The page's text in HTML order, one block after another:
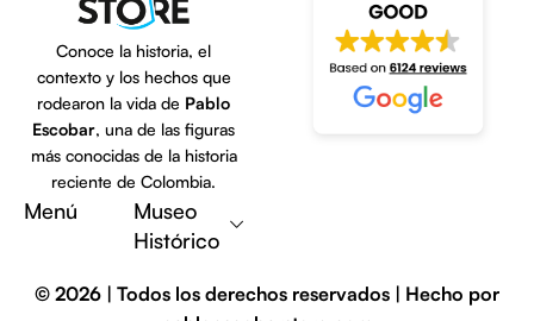
Conoce la historia, el
contexto y los hechos que
rodearon la vida de Pablo
Escobar, una de las figuras
más conocidas de la historia
reciente de Colombia.
Menú
Museo
Histórico
© 2026 | Todos los derechos reservados | Hecho por